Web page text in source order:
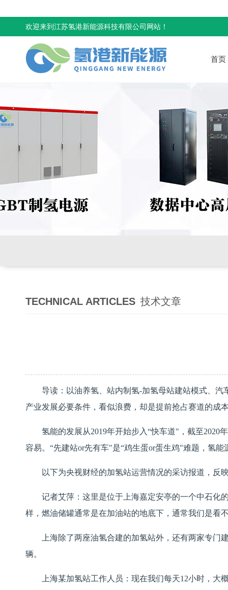
欢迎来到江苏氢港新能源科技有限公司网站！
首页
TECHNICAL ARTICLES 技术文章
导读：以油养氢、站内制氢-加氢母站建站模式、
产业发展必要条件，看似浪费，却是提前抢占赛道的成
氢能的发展从2019年开始步入“快车道"，截至2020
容易。“先建站or先有车"是“鸡生蛋or蛋生鸡"难题， 氢能
以下为央视财经的加氢站运营情况的采访报道，反
记者艾萍：这里是位于上海嘉定安亭的一个中石化
样，燃油储罐通常是在加油站的地底下，通常我们是看
上海除了两座油氢合建的加氢站外，还有两家专
辆。
上海某加氢站工作人员：现在我们每天12小时，大